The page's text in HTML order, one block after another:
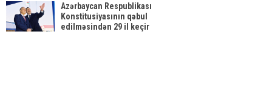
Azərbaycan Respublikası
Konstitusiyasının qəbul
edilməsindən 29 il keçir